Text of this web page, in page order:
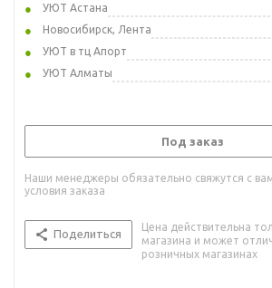
УЮТ Астана
Новосибирск, Лента
УЮТ в тц Апорт
УЮТ Алматы
Под заказ
Наши менеджеры обязательно свяжутся с
условия заказа
Поделиться
Цена действительна
магазина и может
розничных магазинах